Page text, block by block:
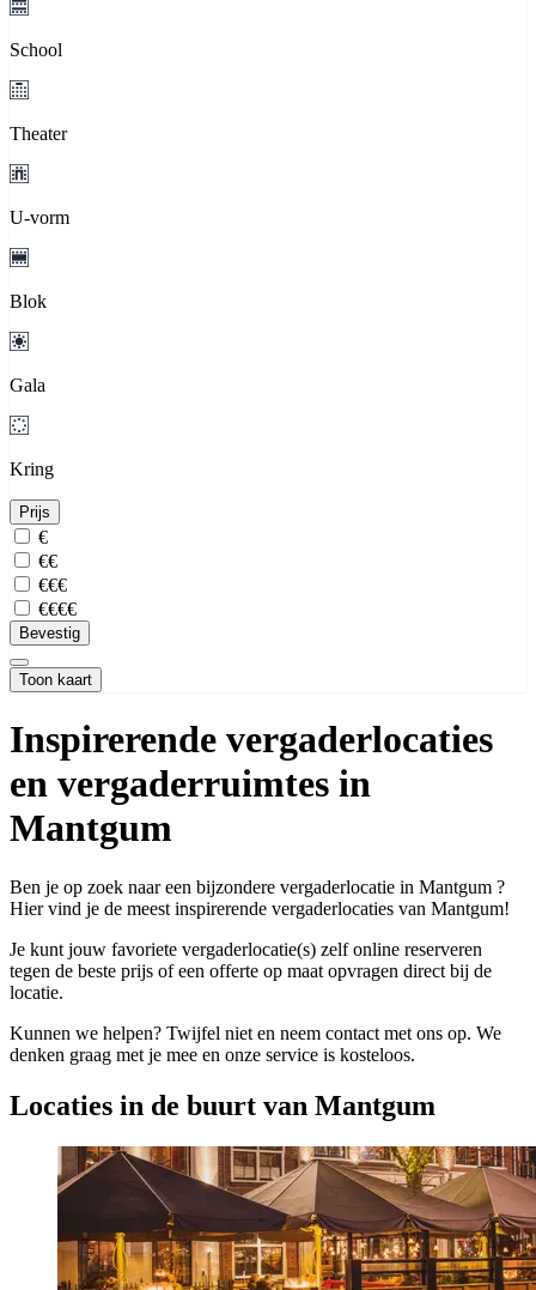
School
Theater
U-vorm
Blok
Gala
Kring
Prijs
€
€€
€€€
€€€€
Bevestig
Toon kaart
Inspirerende vergaderlocaties
en vergaderruimtes in
Mantgum
Ben je op zoek naar een bijzondere vergaderlocatie in Mantgum ?
Hier vind je de meest inspirerende vergaderlocaties van Mantgum!
Je kunt jouw favoriete vergaderlocatie(s) zelf online reserveren
tegen de beste prijs of een offerte op maat opvragen direct bij de
locatie.
Kunnen we helpen? Twijfel niet en neem contact met ons op. We
denken graag met je mee en onze service is kosteloos.
Locaties in de buurt van Mantgum